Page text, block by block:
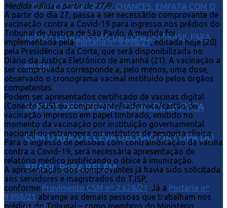
SANTOS DESPERDIÇA CHANCES, EMPATA
COM O REMO E LEVA DECISÃO DA COPA DO
BRASIL PARA BELÉM
Medida válida a partir de 27/9.
A partir do dia 27, passa a ser necessário comprovante de
vacinação contra a Covid-19 para ingresso nos prédios do
Tribunal de Justiça de São Paulo. A medida foi
implementada pelaPortaria nº 9.998/21, editada hoje (20)
pela Presidência da Corte, que será disponibilizada no
Diário da Justiça Eletrônico de amanhã (21). A vacinação a
ser comprovada corresponde a, pelo menos, uma dose,
observado o cronograma vacinal instituído pelos órgãos
competentes.
Podem ser apresentados certificado de vacinas digital
(Conecte SUS) ou comprovante/caderneta/cartão de
vacinação impresso em papel timbrado, emitido no
momento da vacinação por instituição governamental
nacional ou estrangeira ou institutos de pesquisa clínica.
Para o ingresso de pessoas com contraindicação da vacina
contra a Covid-19, será necessária apresentação de
relatório médico justificando o óbice à imunização.
A apresentação dos comprovantes já havia sido solicitada
aos servidores e magistrados do TJSP,
conforme Provimento CSM nº 2.628/21 . Já a Portaria nº
9.998/21 abrange as demais pessoas que trabalham nos
prédios do Tribunal – como membros do Ministério